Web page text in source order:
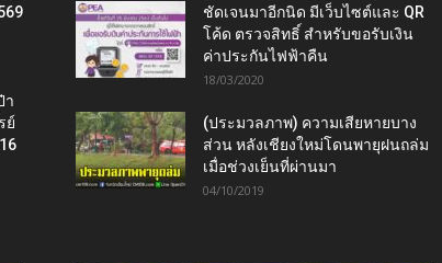
า
ย์
ชัดเจนมาอีกนิด มีเว็บไซต์และ QR
โค้ด ตรวจสิทธิ์ สำหรับขอรับเงิน
ค่าประกันไฟฟ้าคืน
18/03/2020
(ประมวลภาพ) ความเสียหายบาง
ส่วน หลังเชียงใหม่โดนพายุฝนถล่ม
เมื่อช่วงเย็นที่ผ่านมา
04/10/2019